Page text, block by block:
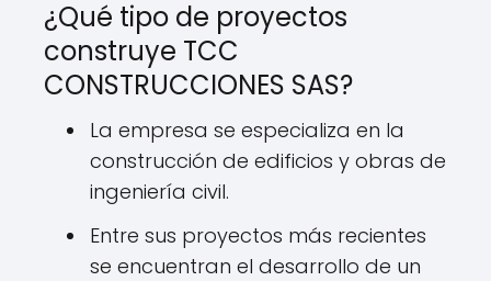
¿Qué tipo de proyectos
construye TCC
CONSTRUCCIONES SAS?
La empresa se especializa en la
construcción de edificios y obras de
ingeniería civil.
Entre sus proyectos más recientes
se encuentran el desarrollo de un